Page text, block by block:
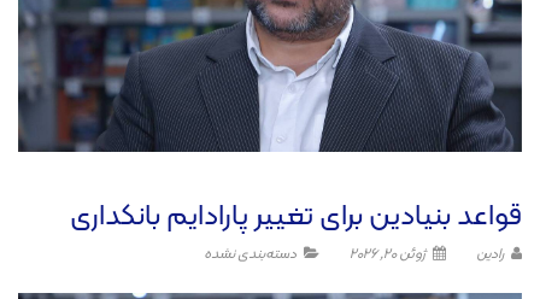
قواعد بنیادین برای تغییر پارادایم بانکداری
رادین ژوئن 20, 2026 دسته‌بندی نشده